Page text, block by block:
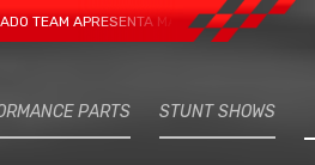
APRESENTA MAIS UMA VERTENTE -
PARTS STUNT SHOWS